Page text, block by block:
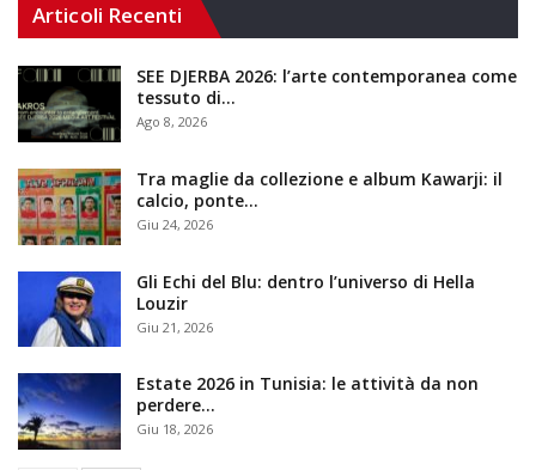
Articoli Recenti
SEE DJERBA 2026: l’arte contemporanea come
tessuto di…
Ago 8, 2026
Tra maglie da collezione e album Kawarji: il
calcio, ponte…
Giu 24, 2026
Gli Echi del Blu: dentro l’universo di Hella
Louzir
Giu 21, 2026
Estate 2026 in Tunisia: le attività da non
perdere…
Giu 18, 2026